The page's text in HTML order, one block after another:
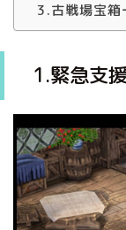
3.古戦場宝箱
1.緊急支